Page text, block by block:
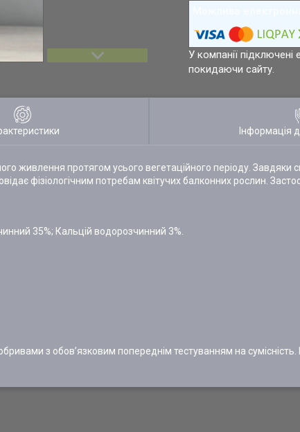
У компанії
покидаючи сайту.
Інформація
живлення протягом усього вегетаційного періоду. Завдяки
фізіологічним потребам квітучих балконних рослин.
35%; Кальцій водорозчинний 3%.
з обов’язковим попереднім тестуванням на сумісність.